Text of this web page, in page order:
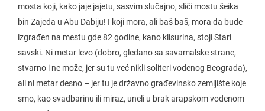
mosta koji, kako jaje jajetu, sasvim slučajno, sliči mostu šeika
bin Zajeda u Abu Dabiju! I koji mora, ali baš baš, mora da bude
izgrađen na mestu gde 82 godine, kano klisurina, stoji Stari
savski. Ni metar levo (dobro, gledano sa savamalske strane,
stvarno i ne može, jer su tu već nikli soliteri vodenog Beograda),
ali ni metar desno – jer tu je državno građevinsko zemljište koje
smo, kao svadbarinu ili miraz, uneli u brak arapskom vodenom